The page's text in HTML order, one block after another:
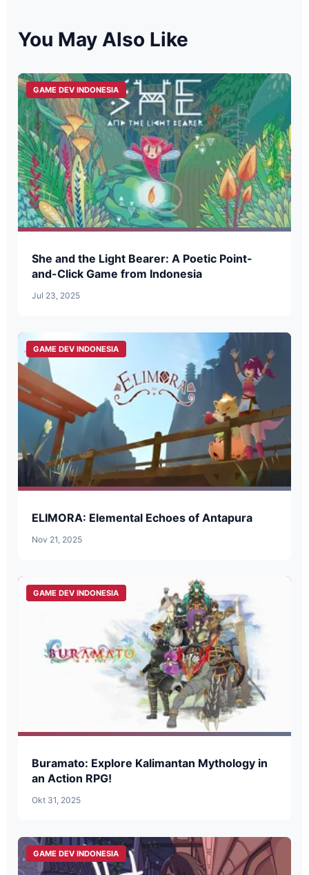
You May Also Like
GAME DEV INDONESIA
She and the Light Bearer: A Poetic Point-
and-Click Game from Indonesia
Jul 23, 2025
GAME DEV INDONESIA
ELIMORA: Elemental Echoes of Antapura
Nov 21, 2025
GAME DEV INDONESIA
Buramato: Explore Kalimantan Mythology in
an Action RPG!
Okt 31, 2025
GAME DEV INDONESIA